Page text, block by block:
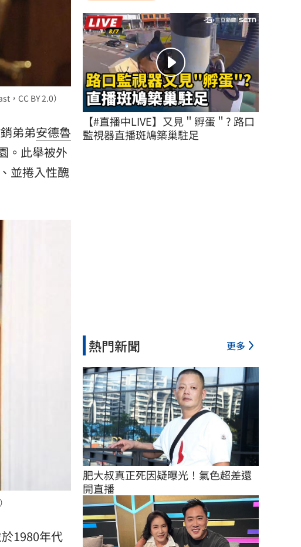
CC BY 2.0）
弟弟安德魯
。此舉被外
並捲入性醜
1980年代
【#直播中LIVE】又見＂孵蛋＂? 路口
監視器直播斑鳩築巢駐足
熱門新聞 更多
肥大叔真正死因疑曝光！氣色超差還
開直播